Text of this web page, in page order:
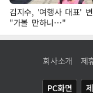
김지수, '여행사 대표'
"가볼 만하니…"
회사소개 제
PC화면